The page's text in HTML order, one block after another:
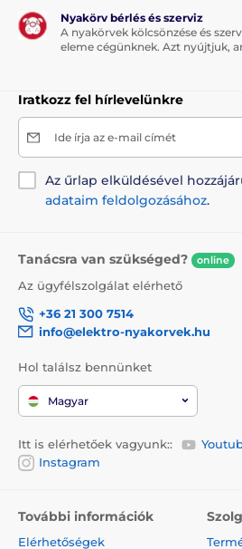
A termék a következő
Kistestű kutyafajtáknak
Nagytestű kutyafajtáknak
Nyakörv bérlés és szerviz
A nyakörvek kölcsönzése és
eleme cégünknek. Azt nyújtjuk,
Iratkozz fel hírlevelünkre
Ide írja az e-mail címét
Az űrlap elküldésével
adataim feldolgozásához.
Tanácsra van szükséged? online
Az ügyfélszolgálat elérhető
+36 21 300 7514
info@elektro-nyakorvek.hu
Hol találsz bennünket
Magyar
Itt is elérhetőek vagyunk::
Instagram
További információk
Elérhetőségek